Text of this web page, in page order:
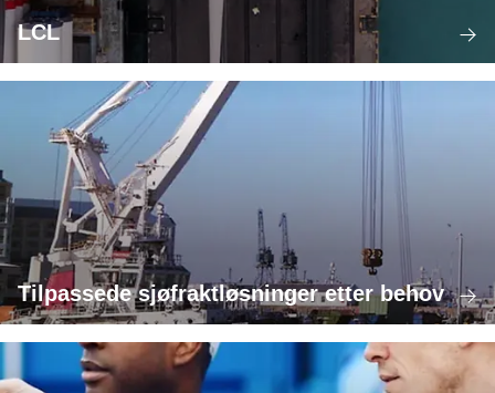
LCL
Tilpassede sjøfraktløsninger etter behov